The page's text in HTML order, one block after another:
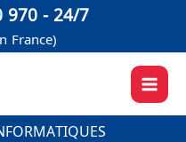
970 - 24/7
France)